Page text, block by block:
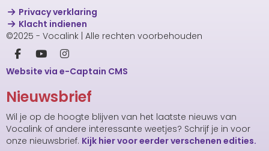
Privacy verklaring
Klacht indienen
©2025 - Vocalink | Alle rechten voorbehouden
Website via e-Captain CMS
Nieuwsbrief
Wil je op de hoogte blijven van het laatste nieuws van
Vocalink of andere interessante weetjes? Schrijf je in voor
onze nieuwsbrief. Kijk hier voor eerder verschenen edities.